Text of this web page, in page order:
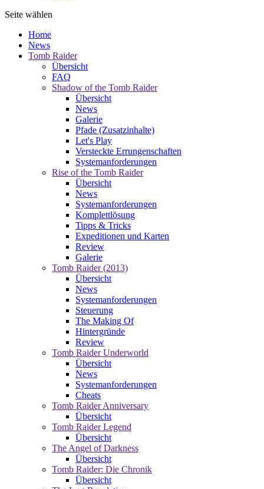
Seite wählen
Home
News
Tomb Raider
Übersicht
FAQ
Shadow of the Tomb Raider
Übersicht
News
Galerie
Pfade (Zusatzinhalte)
Let's Play
Versteckte Errungenschaften
Systemanforderungen
Rise of the Tomb Raider
Übersicht
News
Systemanforderungen
Komplettlösung
Tipps & Tricks
Expeditionen und Karten
Review
Galerie
Tomb Raider (2013)
Übersicht
News
Systemanforderungen
Steuerung
The Making Of
Hintergründe
Review
Tomb Raider Underworld
Übersicht
News
Systemanforderungen
Cheats
Tomb Raider Anniversary
Übersicht
Tomb Raider Legend
Übersicht
The Angel of Darkness
Übersicht
Tomb Raider: Die Chronik
Übersicht